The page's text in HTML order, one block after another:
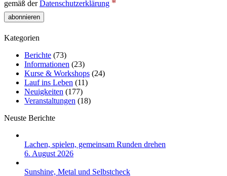
gemäß derDatenschutzerklärung *
Kategorien
Berichte (73)
Informationen (23)
Kurse & Workshops (24)
Lauf ins Leben (11)
Neuigkeiten (177)
Veranstaltungen (18)
Neuste Berichte
Lachen, spielen, gemeinsam Runden drehen
6. August 2026
Sunshine, Metal und Selbstcheck